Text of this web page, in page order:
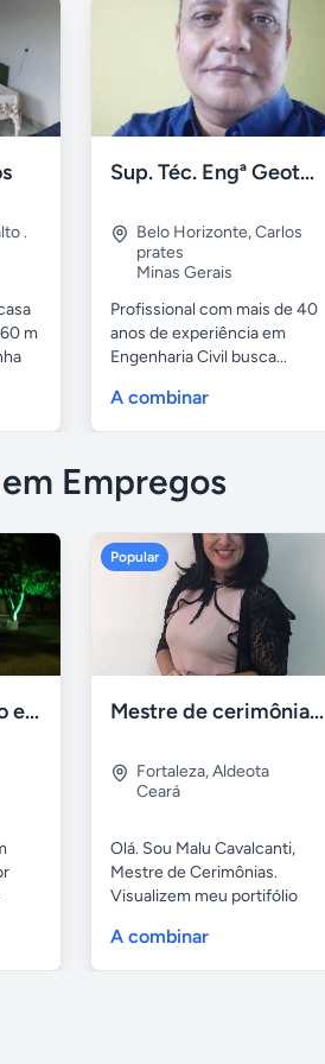
.
m
Sup. Téc. Engª Geotecnia Rodovias Ferrovia OAE/OAC
Belo Horizonte,Carlos
prates
Minas Gerais
Profissional com mais de 40
anos de experiência em
Engenharia Civil busca...
A combinar
Empregos
Taquigrafia - curso em goiânia - goiás
Popular
Mestre de cerimônias no ceará
Fortaleza,Aldeota
Ceará
Olá. Sou Malu Cavalcanti,
Mestre de Cerimônias.
Visualizem meu portifólio
A combinar